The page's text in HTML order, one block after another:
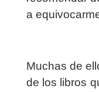
a
Muchas de
de los libros